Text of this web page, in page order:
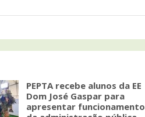
PEPTA recebe alunos da EE
Dom José Gaspar para
apresentar funcionamento